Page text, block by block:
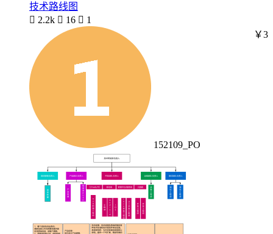
技术路线图
 2.2k  16  1
152109_PO
￥3